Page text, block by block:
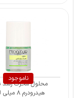
ناموجود
محلول محرک رشد
هیدرودرم ۸ میلی لیتر